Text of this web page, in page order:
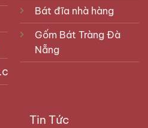
Bát đĩa nhà hàng
Gốm Bát Tràng Đà
Nẵng
Tin Tức